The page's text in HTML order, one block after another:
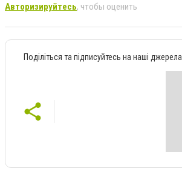
Авторизируйтесь, чтобы оценить
Поділіться та підписуйтесь на наші джерела